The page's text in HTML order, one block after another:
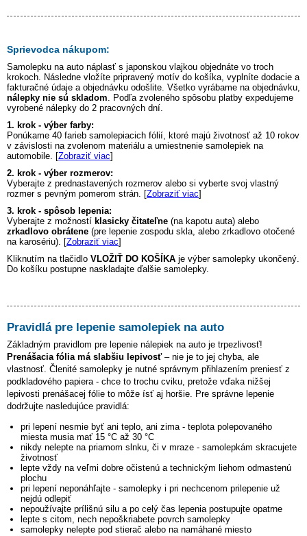
Sprievodca nákupom:
Samolepku na auto náplasť s japonskou vlajkou objednáte vo troch
krokoch. Následne vložíte pripravený motív do košíka, vyplníte dodacie a
fakturačné údaje a objednávku odošlite. Všetko vyrábame na objednávku,
nálepky nie sú skladom. Podľa zvoleného spôsobu platby expedujeme
vyrobené nálepky do 2 pracovných dní.
1. krok - výber farby:
Ponúkame 40 farieb samolepiacich fólií, ktoré majú životnosť až 10 rokov
v závislosti na zvolenom materiálu a umiestnenie samolepiek na
automobile. [Zobraziť viac]
2. krok - výber rozmerov:
Vyberajte z prednastavených rozmerov alebo si vyberte svoj vlastný
rozmer s pevným pomerom strán. [Zobraziť viac]
3. krok - spôsob lepenia:
Vyberajte z možností klasicky čitateľne (na kapotu auta) alebo
zrkadlovo obrátene (pre lepenie zospodu skla, alebo zrkadlovo otočené
na karosériu). [Zobraziť viac]
Kliknutím na tlačidlo VLOŽIŤ DO KOŠÍKA je výber samolepky ukončený.
Do košíku postupne naskladajte ďalšie samolepky.
Pravidlá pre lepenie samolepiek na auto
Základným pravidlom pre lepenie nálepiek na auto je trpezlivosť!
Prenášacia fólia má slabšiu lepivosť– nie je to jej chyba, ale
vlastnosť. Členité samolepky je nutné správnym přihlazením preniesť z
podkladového papiera - chce to trochu cviku, pretože vďaka nižšej
lepivosti prenášacej fólie to môže ísť aj horšie. Pre správne lepenie
dodržujte nasledujúce pravidlá:
pri lepení nesmie byť ani teplo, ani zima - teplota polepovaného
miesta musia mať 15 °C až 30 °C
nikdy nelepte na priamom slnku, či v mraze - samolepkám skracujete
životnosť
lepte vždy na veľmi dobre očistenú a technickým liehom odmastenú
plochu
pri lepení neponáhľajte - samolepky i pri nechcenom prilepenie už
nejdú odlepiť
nepoužívajte prílišnú silu a po celý čas lepenia postupujte opatrne
lepte s citom, nech nepoškriabete povrch samolepky
samolepky nelepte pod stierač alebo na namáhané miesto